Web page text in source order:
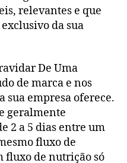
relevantes e que
da sua
De Uma
de marca e nos
sua empresa oferece.
geralmente
2 a 5 dias entre um
fluxo de
fluxo de nutrição só